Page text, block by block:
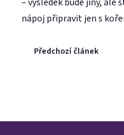
nápoj připravit jen s
Předchozí článek